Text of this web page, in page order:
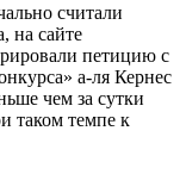
считали
на сайте
петицию с
а-ля Кернес
чем за сутки
таком темпе к